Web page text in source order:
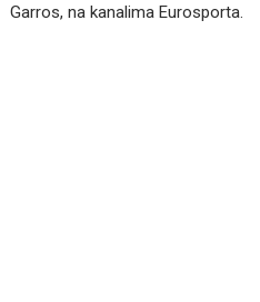
Garros, na kanalima Eurosporta.